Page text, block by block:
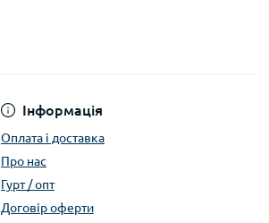
Інформація
Оплата і доставка
Про нас
Гурт / опт
Договір оферти